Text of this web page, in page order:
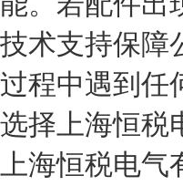
技术支持保障
过程中遇到任
选择上海恒税
上海恒税电气